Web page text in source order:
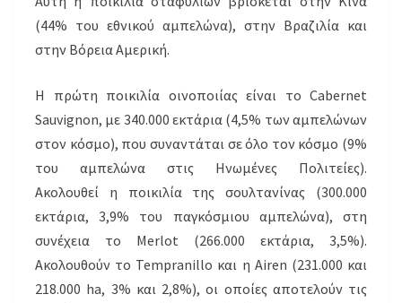
(44% του εθνικού αμπελώνα), στην Βραζιλία και
στην Βόρεια Αμερική.
Η πρώτη ποικιλία οινοποιίας είναι το Cabernet
Sauvignon, με 340.000 εκτάρια (4,5% των αμπελώνων
στον κόσμο), που συναντάται σε όλο τον κόσμο (9%
του αμπελώνα στις Ηνωμένες Πολιτείες).
Ακολουθεί η ποικιλία της σουλτανίνας (300.000
εκτάρια, 3,9% του παγκόσμιου αμπελώνα), στη
συνέχεια το Merlot (266.000 εκτάρια, 3,5%).
Ακολουθούν το Tempranillo και η Airen (231.000 και
218.000 ha, 3% και 2,8%), οι οποίες αποτελούν τις